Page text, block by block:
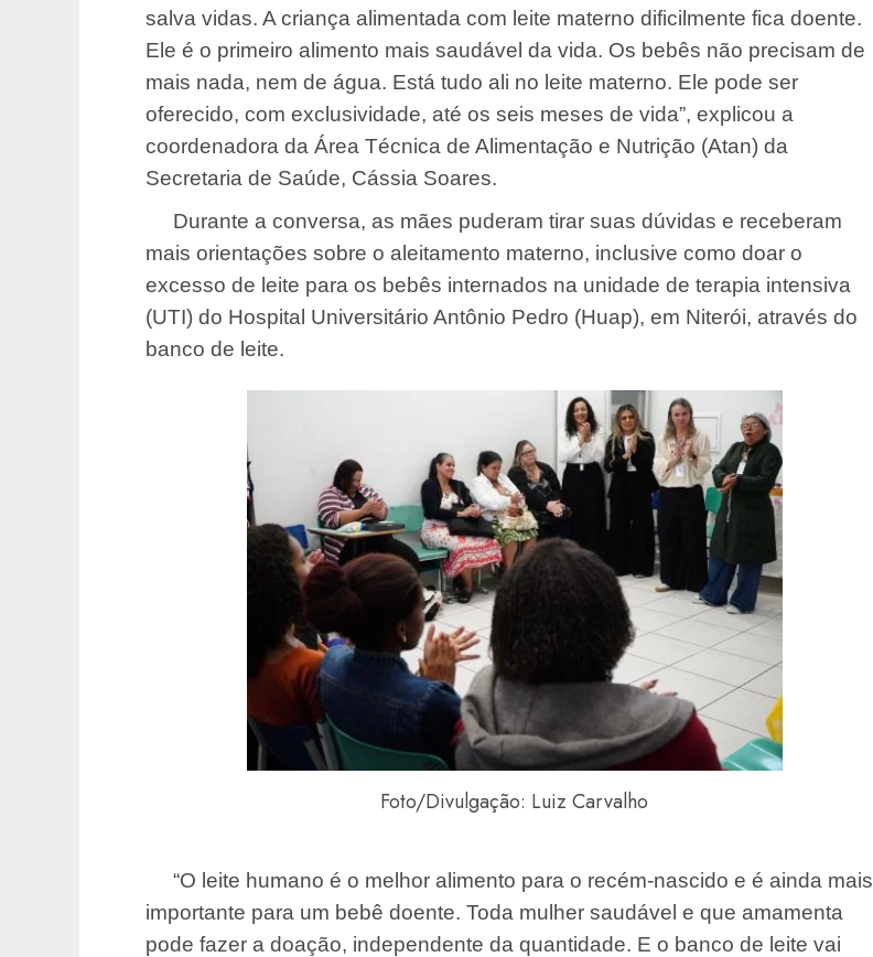
salva vidas. A criança alimentada com leite materno dificilmente fica doente.
Ele é o primeiro alimento mais saudável da vida. Os bebês não precisam de
mais nada, nem de água. Está tudo ali no leite materno. Ele pode ser
oferecido, com exclusividade, até os seis meses de vida”, explicou a
coordenadora da Área Técnica de Alimentação e Nutrição (Atan) da
Secretaria de Saúde, Cássia Soares.
Durante a conversa, as mães puderam tirar suas dúvidas e receberam
mais orientações sobre o aleitamento materno, inclusive como doar o
excesso de leite para os bebês internados na unidade de terapia intensiva
(UTI) do Hospital Universitário Antônio Pedro (Huap), em Niterói, através do
banco de leite.
Foto/Divulgação: Luiz Carvalho
“O leite humano é o melhor alimento para o recém-nascido e é ainda mais
importante para um bebê doente. Toda mulher saudável e que amamenta
pode fazer a doação, independente da quantidade. E o banco de leite vai